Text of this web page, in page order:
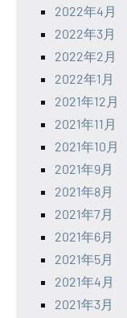
2022年4月
2022年3月
2022年2月
2022年1月
2021年12月
2021年11月
2021年10月
2021年9月
2021年8月
2021年7月
2021年6月
2021年5月
2021年4月
2021年3月